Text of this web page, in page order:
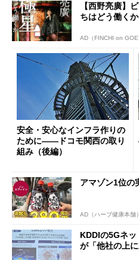
【西野亮廣】
ちはどう働くか
AD（FINCHI on
安全・安心なインフラ作りの
ために――ドコモ関西の取り
組み（後編）
アマゾン1位の
AD（ハーブ健康本舗）
KDDIの5Gネ
が「他社の上